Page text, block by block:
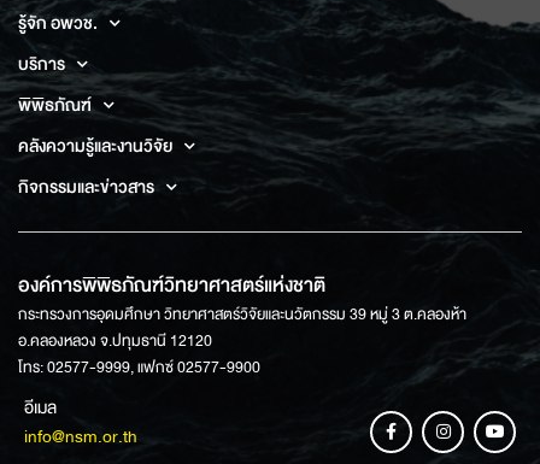
รู้จัก อพวช.
บริการ
พิพิธภัณฑ์
คลังความรู้และงานวิจัย
กิจกรรมและข่าวสาร
องค์การพิพิธภัณฑ์วิทยาศาสตร์แห่งชาติ
กระทรวงการอุดมศึกษา วิทยาศาสตร์วิจัยและนวัตกรรม 39 หมู่ 3 ต.คลองห้า
อ.คลองหลวง จ.ปทุมธานี 12120
โทร: 02577-9999, แฟกซ์ 02577-9900
อีเมล
info@nsm.or.th